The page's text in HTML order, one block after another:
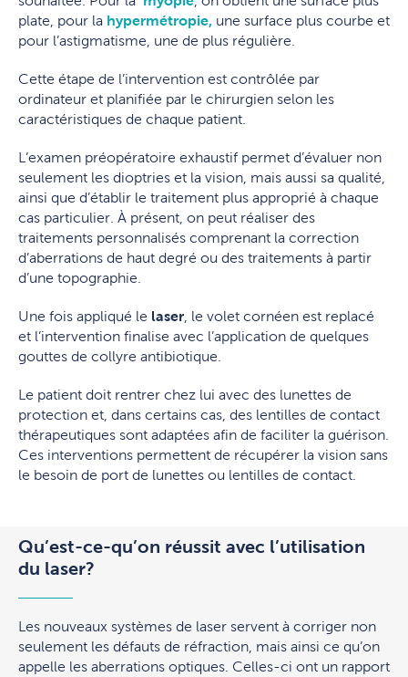
plate, pour la hypermétropie, une surface plus courbe et
pour l’astigmatisme, une de plus régulière.
Cette étape de l’intervention est contrôlée par
ordinateur et planifiée par le chirurgien selon les
caractéristiques de chaque patient.
L’examen préopératoire exhaustif permet d’évaluer non
seulement les dioptries et la vision, mais aussi sa qualité,
ainsi que d’établir le traitement plus approprié à chaque
cas particulier. À présent, on peut réaliser des
traitements personnalisés comprenant la correction
d’aberrations de haut degré ou des traitements à partir
d’une topographie.
Une fois appliqué le laser , le volet cornéen est replacé
et l’intervention finalise avec l’application de quelques
gouttes de collyre antibiotique.
Le patient doit rentrer chez lui avec des lunettes de
protection et, dans certains cas, des lentilles de contact
thérapeutiques sont adaptées afin de faciliter la guérison.
Ces interventions permettent de récupérer la vision sans
le besoin de port de lunettes ou lentilles de contact.
Qu’est-ce-qu’on réussit avec l’utilisation
du laser?
Les nouveaux systèmes de laser servent à corriger non
seulement les défauts de réfraction, mais ainsi ce qu’on
appelle les aberrations optiques. Celles-ci ont un rapport